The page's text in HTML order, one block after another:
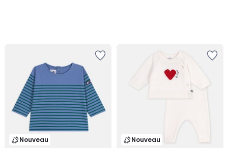
Nouveau Nouveau